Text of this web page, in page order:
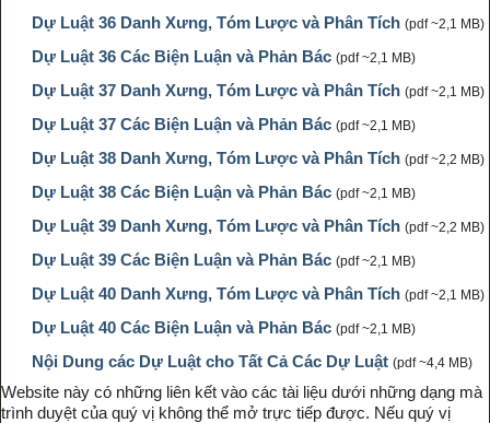
Dự Luật 36 Danh Xưng, Tóm Lược và Phân Tích (pdf ~2,1 MB)
Dự Luật 36 Các Biện Luận và Phản Bác (pdf ~2,1 MB)
Dự Luật 37 Danh Xưng, Tóm Lược và Phân Tích (pdf ~2,1 MB)
Dự Luật 37 Các Biện Luận và Phản Bác (pdf ~2,1 MB)
Dự Luật 38 Danh Xưng, Tóm Lược và Phân Tích (pdf ~2,2 MB)
Dự Luật 38 Các Biện Luận và Phản Bác (pdf ~2,1 MB)
Dự Luật 39 Danh Xưng, Tóm Lược và Phân Tích (pdf ~2,2 MB)
Dự Luật 39 Các Biện Luận và Phản Bác (pdf ~2,1 MB)
Dự Luật 40 Danh Xưng, Tóm Lược và Phân Tích (pdf ~2,1 MB)
Dự Luật 40 Các Biện Luận và Phản Bác (pdf ~2,1 MB)
Nội Dung các Dự Luật cho Tất Cả Các Dự Luật (pdf ~4,4 MB)
Website này có những liên kết vào các tài liệu dưới những dạng mà
trình duyệt của quý vị không thể mở trực tiếp được. Nếu quý vị